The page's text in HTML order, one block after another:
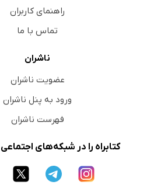
راهنمای کاربران
تماس با ما
ناشران
عضویت ناشران
ورود به پنل ناشران
فهرست ناشران
کتابراه را در شبکه‌های